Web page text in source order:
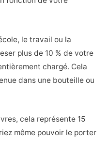
le travail ou la
plus de 10 % de votre
chargé. Cela
dans une bouteille ou
cela représente 15
même pouvoir le porter